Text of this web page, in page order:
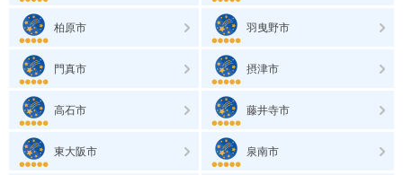
柏原市 羽曳野市
門真市 摂津市
高石市 藤井寺市
東大阪市 泉南市